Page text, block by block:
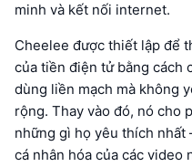
minh và kết nối internet.
Cheelee được thiết lập để
của tiền điện tử bằng cách
dùng liền mạch mà không
rộng. Thay vào đó, nó cho
những gì họ yêu thích
cá nhân hóa của các video